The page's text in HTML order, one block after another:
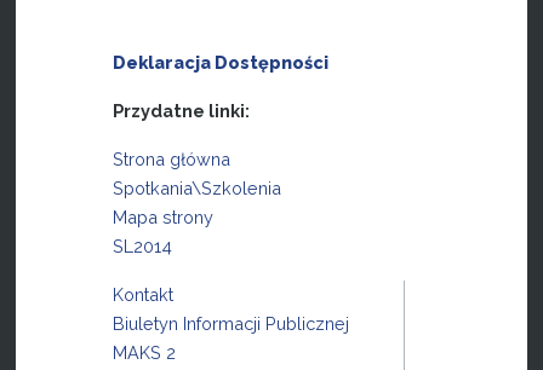
Deklaracja Dostępności
Przydatne linki:
Strona główna
Spotkania\Szkolenia
Mapa strony
SL2014
Kontakt
Biuletyn Informacji Publicznej
MAKS 2